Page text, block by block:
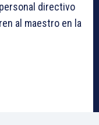
directivo
al maestro en la